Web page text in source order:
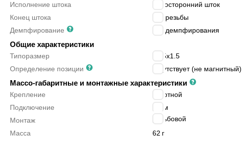
Исполнение штока
односторонний шток
Конец штока
без резьбы
Демпфирование
без демпфирования
Общие характеристики
Типоразмер
M15x1.5
Определение позиции
отсутствует (не магнитный)
Массо-габаритные и монтажные характеристики
Крепление
ввертной
Подключение
4 мм
Монтаж
резьбовой
Масса
62 г